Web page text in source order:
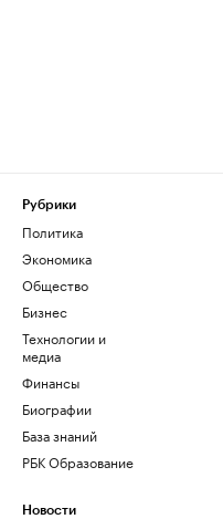
Рубрики
Политика
Экономика
Общество
Бизнес
Технологии и
медиа
Финансы
Биографии
База знаний
РБК Образование
Новости